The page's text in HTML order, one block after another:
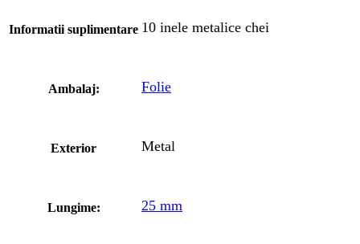
Informatii suplimentare 10 inele metalice chei
Ambalaj: Folie
Exterior Metal
Lungime: 25 mm